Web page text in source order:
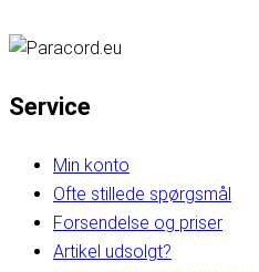
Service
Min konto
Ofte stillede spørgsmål
Forsendelse og priser
Artikel udsolgt?